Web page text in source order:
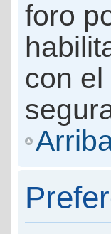
foro
con